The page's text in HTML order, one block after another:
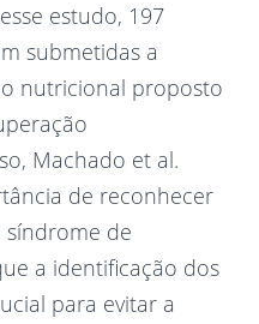
estudo, 197
submetidas a
nutricional proposto
Machado et al.
de reconhecer
síndrome de
a identificação dos
para evitar a